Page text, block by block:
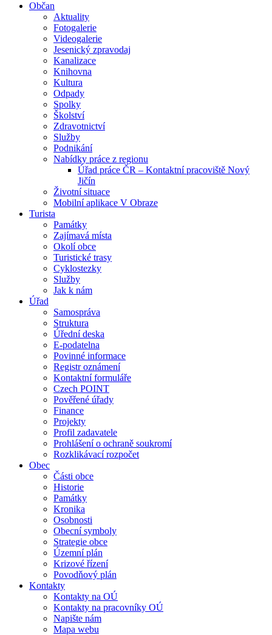
Občan
Aktuality
Fotogalerie
Videogalerie
Jesenický zpravodaj
Kanalizace
Knihovna
Kultura
Odpady
Spolky
Školství
Zdravotnictví
Služby
Podnikání
Nabídky práce z regionu
Úřad práce ČR – Kontaktní pracoviště Nový
Jičín
Životní situace
Mobilní aplikace V Obraze
Turista
Památky
Zajímavá místa
Okolí obce
Turistické trasy
Cyklostezky
Služby
Jak k nám
Úřad
Samospráva
Struktura
Úřední deska
E-podatelna
Povinné informace
Registr oznámení
Kontaktní formuláře
Czech POINT
Pověřené úřady
Finance
Projekty
Profil zadavatele
Prohlášení o ochraně soukromí
Rozklikávací rozpočet
Obec
Části obce
Historie
Památky
Kronika
Osobnosti
Obecní symboly
Strategie obce
Územní plán
Krizové řízení
Povodňový plán
Kontakty
Kontakty na OÚ
Kontakty na pracovníky OÚ
Napište nám
Mapa webu